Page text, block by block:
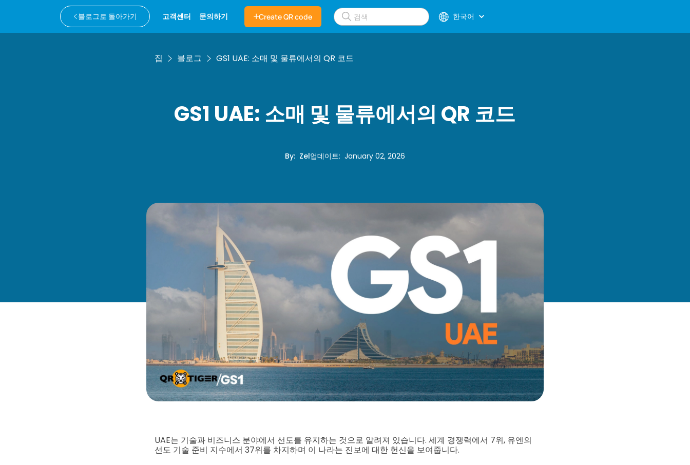
블로그로 돌아가기 고객센터 문의하기 Create QR code 한국어
집 블로그 GS1 UAE: 소매 및 물류에서의 QR 코드
GS1 UAE: 소매 및 물류에서의 QR 코드
By: Zel업데이트: January 02, 2026
UAE는 기술과 비즈니스 분야에서 선도를 유지하는 것으로 알려져 있습니다. 세계 경쟁력에서 7위, 유엔의
선도 기술 준비 지수에서 37위를 차지하며 이 나라는 진보에 대한 헌신을 보여줍니다.